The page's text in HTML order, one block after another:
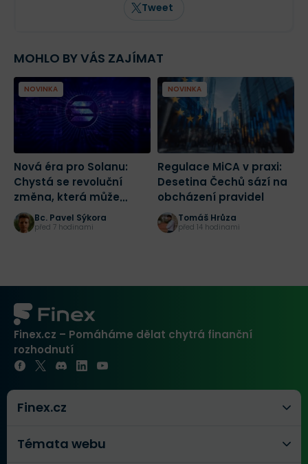
Tweet
MOHLO BY VÁS ZAJÍMAT
NOVINKA
Nová éra pro Solanu:
Chystá se revoluční
změna, která může
spustit masivní růst
Bc. Pavel Sýkora
před 7 hodinami
NOVINKA
Regulace MiCA v praxi:
Desetina Čechů sází na
obcházení pravidel
Tomáš Hrůza
před 14 hodinami
Finex.cz – Pomáháme dělat chytrá finanční
rozhodnutí
Finex.cz
Témata webu